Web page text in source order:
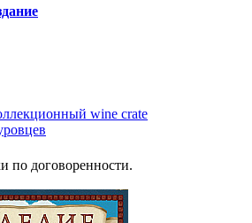
wine crate
по договоренности.